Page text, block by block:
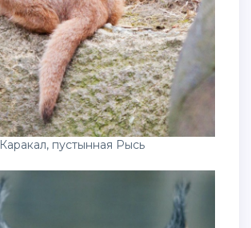
Каракал, пустынная Рысь